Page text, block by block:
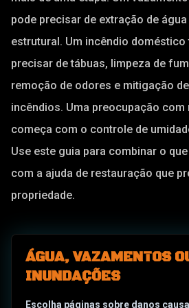
pode precisar de extração de
estrutural. Um incêndio doméstico
precisar de tábuas, limpeza de
remoção de odores e mitigação
incêndios. Uma preocupação
começa com o controle de
Use este guia para combinar o
com a ajuda de restauração que
propriedade.
ÁGUA, VAZAMENTOS
INUNDAÇÕES
Escolha páginas sobre danos